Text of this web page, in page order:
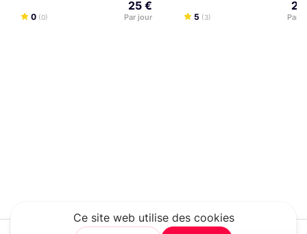
0 (0)
25 €
Par jour 5 (3) Par